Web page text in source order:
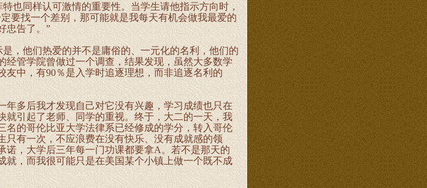
同样认可激情的重要性。当学生请他指示方向时，
要找一个差别，那可能就是我每天有机会做我最爱的
忠告了。”
他们热爱的并不是庸俗的、一元化的名利，他们的
管学院曾做过一个调查，结果发现，虽然大多数学
中，有90％是入学时追逐理想，而非追逐名利的
多后我才发现自己对它没有兴趣，学习成绩也只在
引起了老师、同学的重视。终于，大二的一天，我
的哥伦比亚大学法律系已经修成的学分，转入哥伦
有一次，不应浪费在没有快乐、没有成就感的领
，大学后三年每一门功课都要拿A。若不是那天的
就，而我很可能只是在美国某个小镇上做一个既不成